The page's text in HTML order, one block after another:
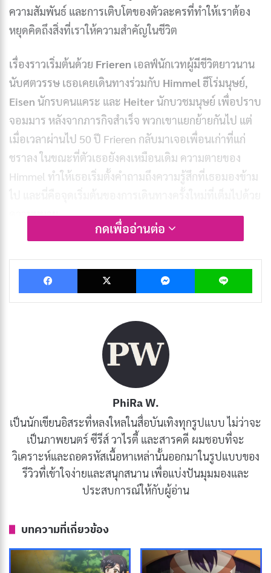
ความสัมพันธ์ และการเติบโตของตัวละครที่ทำให้เราต้อง
หยุดคิดถึงสิ่งที่เราให้ความสำคัญในชีวิต
เรื่องราวเริ่มต้นด้วย Frieren เอลฟ์นักเวทผู้มีชีวิตยาวนาน
นับศตวรรษ เธอเคยเดินทางร่วมกับ Himmel ฮีโร่มนุษย์,
Eisen นักรบคนแคระ และ Heiterนักบวชมนุษย์ เพื่อปราบ
จอมมาร หลังจากภารกิจสำเร็จ พวกเขาแยกย้ายกันไป แต่
เมื่อเวลาผ่านไป 50 ปี Frieren กลับมาเจอเพื่อนเก่าที่แก่
ชราลง ในขณะที่ตัวเธอยังคงเหมือนเดิม ความตายของ
Himmel ทำให้เธอเริ่มตั้งคำถามถึงความรู้สึกที่เธอมองข้าม
ความหมาย
ราวที่ไม่ใช่แค่ต่อสู้ แต่พูดถึงความเป็นมนุษย์และการค้นหา
ตัวเอง คุณจะหลงรัก
Frieren
อย่างแน่นอน เรื่องนี้เหมือน
เพื่อนที่คอยเล่าเรื่องให้ฟังในวันที่คุณอยากหาความหมาย
ของชีวิต มันชวนให้เราคิดว่า ถ้าเรามีเวลาน้อยกว่านี้ เราจะ
ใช้ชีวิตต่างไปจากเดิมหรือเปล่า?
รีวิวและเรื่องย่อ Frieren: Beyond
Journey’s End (คำอธิษฐานในวันที่จาก
กดเพื่ออ่านต่อ
Facebook X Messenger Line
PhiRa W.
เป็นนักเขียนอิสระที่หลงใหลในสื่อบันเทิงทุกรูปแบบ ไม่ว่าจะ
เป็นภาพยนตร์ ซีรีส์ วาไรตี้ และสารคดี ผมชอบที่จะ
วิเคราะห์และถอดรหัสเนื้อหาเหล่านั้นออกมาในรูปแบบของ
รีวิวที่เข้าใจง่ายและสนุกสนาน เพื่อแบ่งปันมุมมองและ
ประสบการณ์ให้กับผู้อ่าน
บทความที่เกี่ยวข้อง